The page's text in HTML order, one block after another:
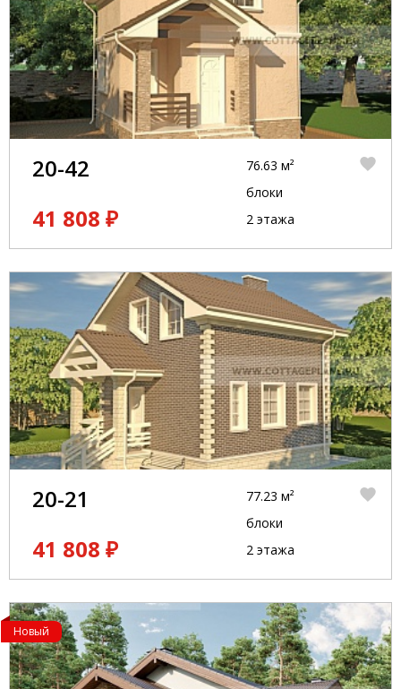
20-42
41 808 ₽
76.63 м²
блоки
2 этажа
20-21
41 808 ₽
77.23 м²
блоки
2 этажа
Новый